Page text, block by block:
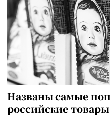
Названы самые
российские